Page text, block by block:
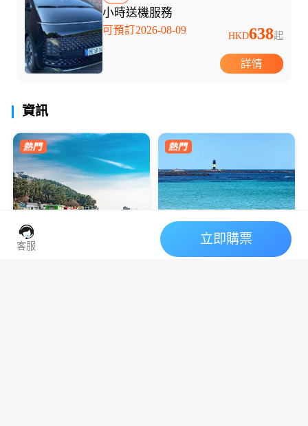
小時送機服務
可預訂2026-08-09 HKD638起
詳情
資訊
【牛島自由行】租電動
客服
立即購票